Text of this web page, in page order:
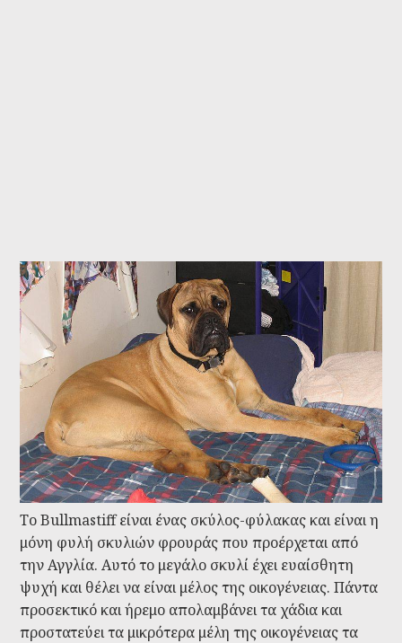
Το Bullmastiff είναι ένας σκύλος-φύλακας και είναι η
μόνη φυλή σκυλιών φρουράς που προέρχεται από
την Αγγλία. Αυτό το μεγάλο σκυλί έχει ευαίσθητη
ψυχή και θέλει να είναι μέλος της οικογένειας. Πάντα
προσεκτικό και ήρεμο απολαμβάνει τα χάδια και
προστατεύει τα μικρότερα μέλη της οικογένειας τα